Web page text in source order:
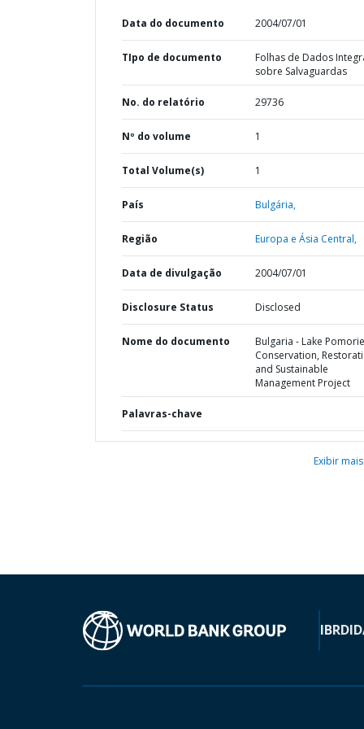
Data do documento 2004/07/01
TIpo de documento
Folhas de Dados
sobre Salvaguardas
No. do relatório 29736
Nº do volume 1
Total Volume(s) 1
País Bulgária,
Região Europa e Ásia Central,
Data de divulgação 2004/07/01
Disclosure Status Disclosed
Nome do documento
Bulgaria - Lake Pomorie
Conservation,
and Sustainable
Management Project
Palavras-chave
Exibir mais
IBRD